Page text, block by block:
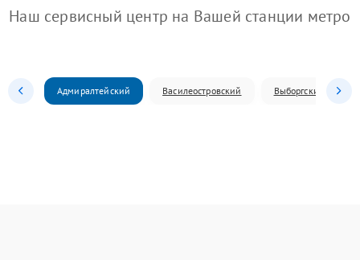
Наш сервисный центр на Вашей станции метро
Адмиралтейский Василеостровский Выборгский